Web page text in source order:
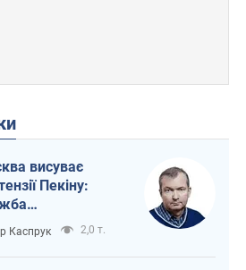
висуває
Пекіну:
на
Росії від
Каспрук 2,0 т.